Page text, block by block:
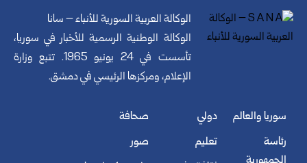
الوكالة العربية السورية للأنباء – سانا
الوكالة الوطنية الرسمية للأخبار في سوريا،
تأسست في 24 يونيو 1965. تتبع وزارة
الإعلام، ومركزها الرئيسي في دمشق.
سوريا والعالم
رئاسة
دولي
تعليم
صحافة
صور